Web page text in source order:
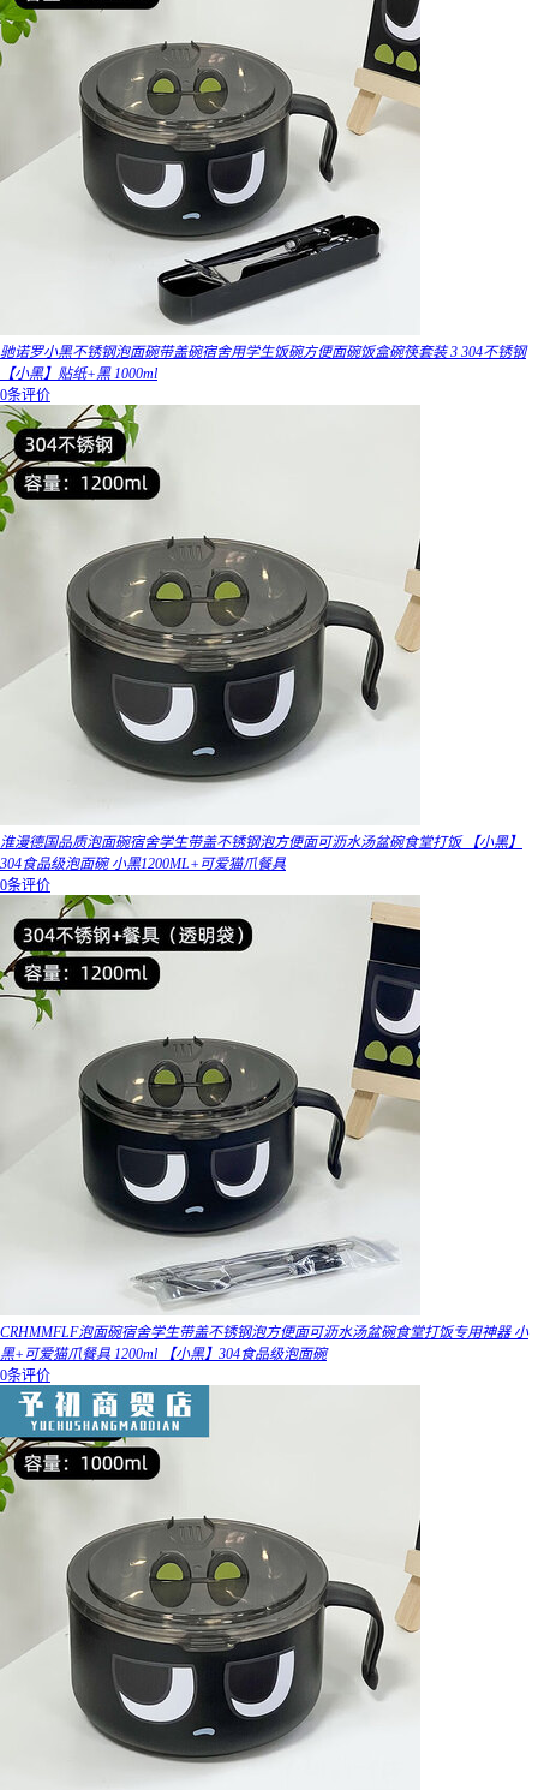
驰诺罗小黑不锈钢泡面碗带盖碗宿舍用学生饭碗方便面碗饭盒碗筷套装 3 304不锈钢
【小黑】贴纸+黑 1000ml
0条评价
淮漫德国品质泡面碗宿舍学生带盖不锈钢泡方便面可沥水汤盆碗食堂打饭 【小黑】
304食品级泡面碗 小黑1200ML+可爱猫爪餐具
0条评价
CRHMMFLF泡面碗宿舍学生带盖不锈钢泡方便面可沥水汤盆碗食堂打饭专用神器 小
黑+可爱猫爪餐具 1200ml 【小黑】304食品级泡面碗
0条评价